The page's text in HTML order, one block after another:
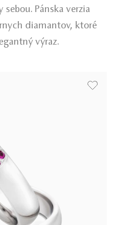
Pánska verzia
diamantov, ktoré
výraz.